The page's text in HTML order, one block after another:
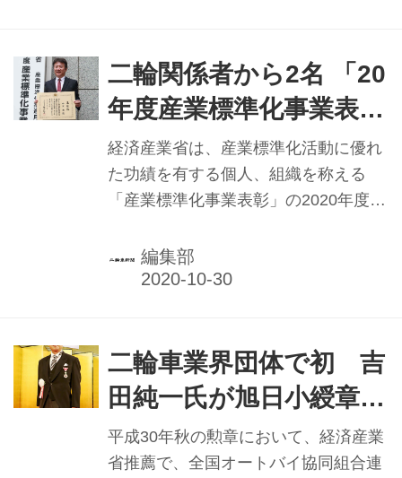
で開催されることが、BLF開催実行委
員会（※）から発表された。3年ぶり
のリアル会場が設定される今回は、オ
ンライン方式とのハイブリッド開催と
なる予定で、「再評価されている二輪
車。人気継続のためには」をテーマ
発表された「二輪車産業政策ロードマ
ップ2030」の取組状況の発...
二輪関係者から2名 「20
年度産業標準化事業表
彰」経産省
経済産業省は、産業標準化活動に優れ
た功績を有する個人、組織を称える
「産業標準化事業表彰」の2020年度受
テルで表彰式を開催した。二輪車関係
からは、本田技研工業の中沢健氏（二
ジニア）が経済産業大臣表彰を、ヤマ
ハ発動機の高橋宏行氏（EM技術統括
部EM戦略部開発企画グループ主査）
が産業技術環境局長表彰を受賞した。
編集部
二輪車業界団体で初 吉
田純一氏が旭日小綬章を
受章
平成30年秋の勲章において、経済産業
省推薦で、全国オートバイ協同組合連